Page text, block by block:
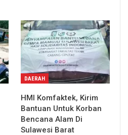
DAERAH
HMI Komfaktek, Kirim
Bantuan Untuk Korban
Bencana Alam Di
Sulawesi Barat